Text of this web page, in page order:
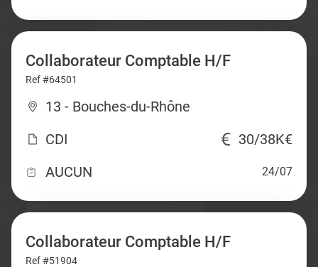
Collaborateur Comptable H/F
Ref #64501
13 - Bouches-du-Rhône
CDI
30/38K€
AUCUN
24/07
Collaborateur Comptable H/F
Ref #51904